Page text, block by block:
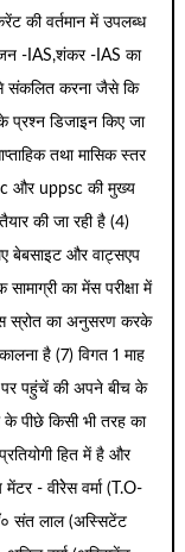
की वर्तमान में उपलब्ध
-IAS,शंकर -IAS का
से संकलित करना जैसे कि
प्रश्न डिजाइन किए जा
तथा मासिक स्तर
और uppsc की मुख्य
तैयार की जा रही है (4)
बेबसाइट और वाट्सएप
का मेंस परीक्षा में
स्रोत का अनुसरण करके
है (7) विगत 1 माह
पहुंचें की अपने बीच के
पीछे किसी भी तरह का
हित में है और
- वीरेेस वर्मा (T.O-
संत लाल (अस्सिटेंट